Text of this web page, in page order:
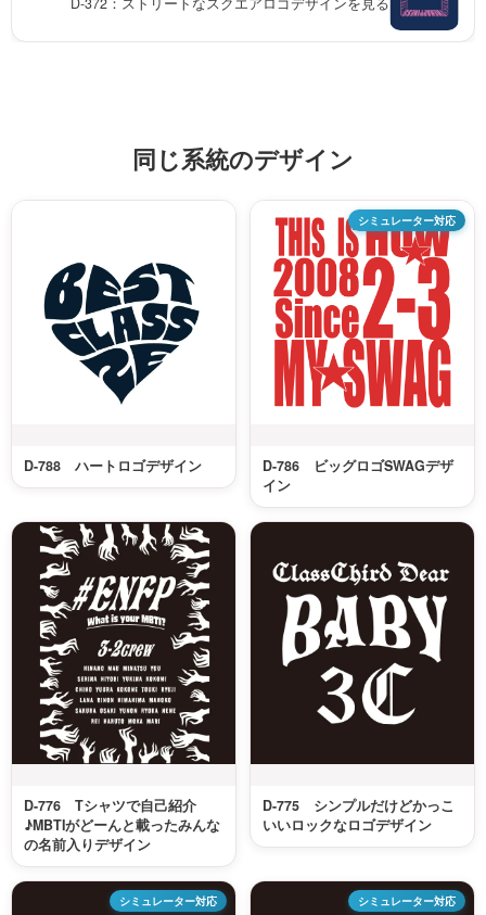
同じ系統のデザイン
D-788 ハートロゴデザイン
シミュレーター対応
D-786 ビッグロゴSWAGデザ
イン
D-776 Tシャツで自己紹介
♪MBTIがどーんと載ったみんな
の名前入りデザイン
D-775 シンプルだけどかっこ
いいロックなロゴデザイン
シミュレーター対応 シミュレーター対応